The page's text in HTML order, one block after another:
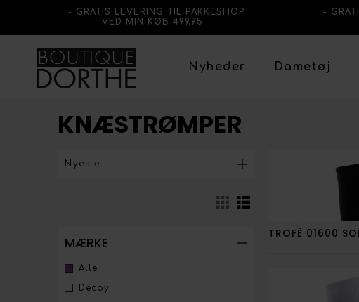
- GRATIS LEVERING TIL PAKKESHOP
VED MIN KØB 499,95 -
-
Nyheder Dametøj
KNÆSTRØMPER
MÆRKE
Alle
Decoy
TROFÈ 01600